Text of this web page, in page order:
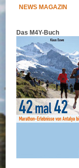
NEWS MAGAZIN
Das M4Y-Buch